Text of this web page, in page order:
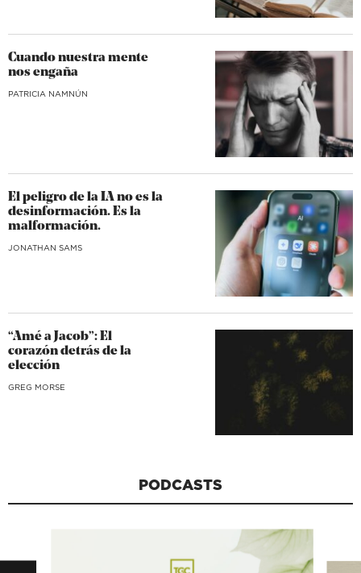
Cuando nuestra mente
nos engaña
​PATRICIA NAMNÚN
El peligro de la IA no es la
desinformación. Es la
malformación.
JONATHAN SAMS
“Amé a Jacob”: El
corazón detrás de la
elección
GREG MORSE
PODCASTS